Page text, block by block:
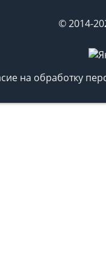
© 2014-
на обработку